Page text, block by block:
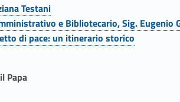
Testani
e Bibliotecario, Sig. Eugenio
di pace: un itinerario storico
Papa